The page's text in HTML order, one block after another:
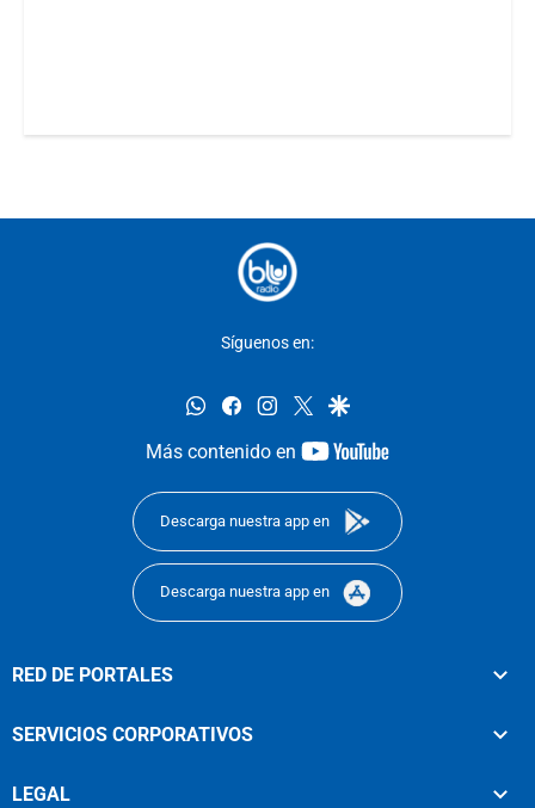
Síguenos en:
whatsappfacebookinstagram
twittergoogle
Más contenido en
youtube-
Descarga nuestra app en
Descarga nuestra app en
RED DE PORTALES
SERVICIOS CORPORATIVOS
LEGAL